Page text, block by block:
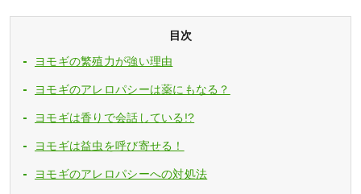
目次
ヨモギの繁殖力が強い理由
ヨモギのアレロパシーは薬にもなる？
ヨモギは香りで会話している!?
ヨモギは益虫を呼び寄せる！
ヨモギのアレロパシーへの対処法